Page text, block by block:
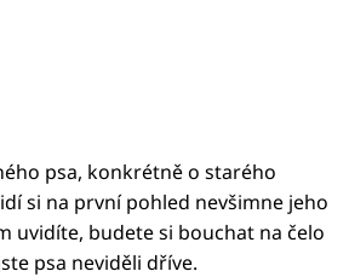
psa, konkrétně o starého
si na první pohled nevšimne jeho
uvidíte, budete si bouchat na čelo
psa neviděli dříve.